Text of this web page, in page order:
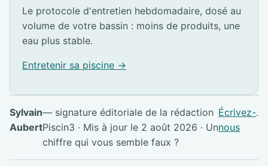
Le protocole d'entretien hebdomadaire, dosé au
volume de votre bassin : moins de produits, une
eau plus stable.
Entretenir sa piscine →
Sylvain
Aubert
— signature éditoriale de la rédaction
Piscin3 · Mis à jour le 2 août 2026 · Un
chiffre qui vous semble faux ?
Écrivez-
nous
.